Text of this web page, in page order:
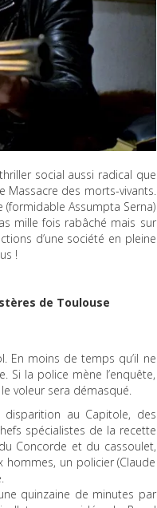
social aussi radical que
Massacre des morts-vivants.
(formidable Assumpta Serna)
mille fois rabâché mais sur
d’une société en pleine
!
de Toulouse
En moins de temps qu’il ne
Si la police mène l’enquête,
voleur sera démasqué.
au Capitole, des
spécialistes de la recette
Concorde et du cassoulet,
un policier (Claude
quinzaine de minutes par